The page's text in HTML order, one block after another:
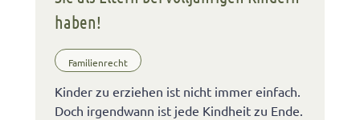
haben!
Familienrecht
Kinder zu erziehen ist nicht immer einfach.
Doch irgendwann ist jede Kindheit zu Ende.